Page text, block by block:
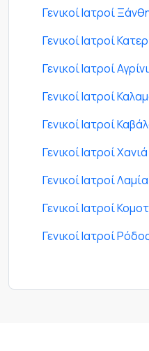
Γενικοί Ιατροί
Γενικοί Ιατροί
Γενικοί Ιατροί
Γενικοί Ιατροί
Γενικοί Ιατροί
Γενικοί Ιατροί Χανιά
Γενικοί Ιατροί Λαμία
Γενικοί Ιατροί
Γενικοί Ιατροί